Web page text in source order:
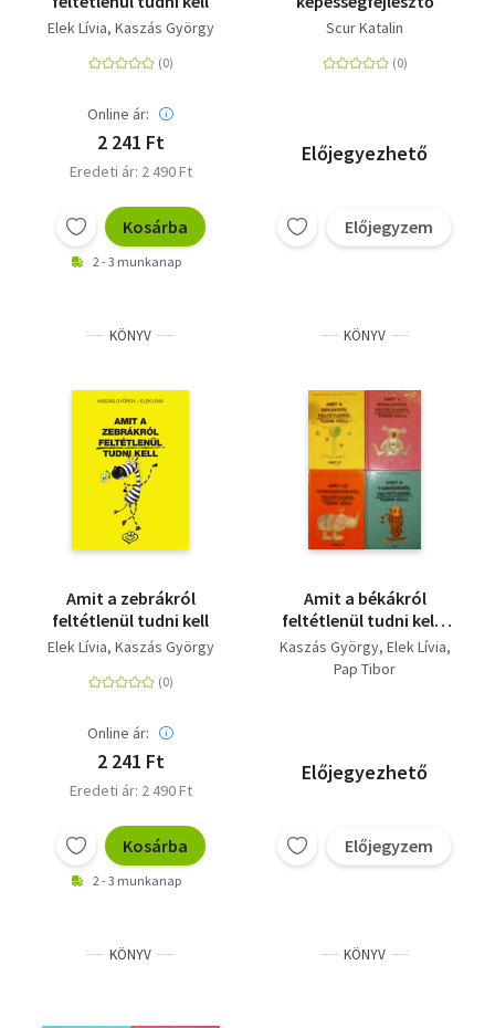
Elek Lívia Kaszás György
Online ár:
2 241 Ft
Eredeti ár: 2 490 Ft
Kosárba
2 - 3 munkanap
Scur Katalin
Előjegyezhető
Előjegyzem
KÖNYV
Amit a zebrákról
feltétlenül tudni kell
Elek Lívia Kaszás György
Online ár:
2 241 Ft
Eredeti ár: 2 490 Ft
Kosárba
2 - 3 munkanap
KÖNYV
Amit a békákról
feltétlenül tudni kell -
Amit a koalákról
feltétlenül tudni kell -
Kaszás György Elek Lívia
Pap Tibor
Előjegyezhető
Előjegyzem
KÖNYV KÖNYV